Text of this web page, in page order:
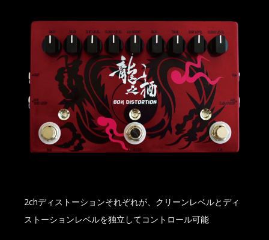
2chディストーションそれぞれが、クリーンレベルとディ
ストーションレベルを独立してコントロール可能